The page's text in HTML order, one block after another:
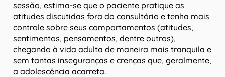
sessão, estima-se que o paciente pratique as
atitudes discutidas fora do consultório e tenha mais
controle sobre seus comportamentos (atitudes,
sentimentos, pensamentos, dentre outros),
chegando à vida adulta de maneira mais tranquila e
sem tantas inseguranças e crenças que, geralmente,
a adolescência acarreta.